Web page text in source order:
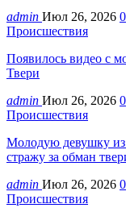
admin Июл 26, 2026 0
Происшествия
Появилось видео с
Твери
admin Июл 26, 2026 0
Происшествия
Молодую девушку из
стражу за обман
admin Июл 26, 2026 0
Происшествия